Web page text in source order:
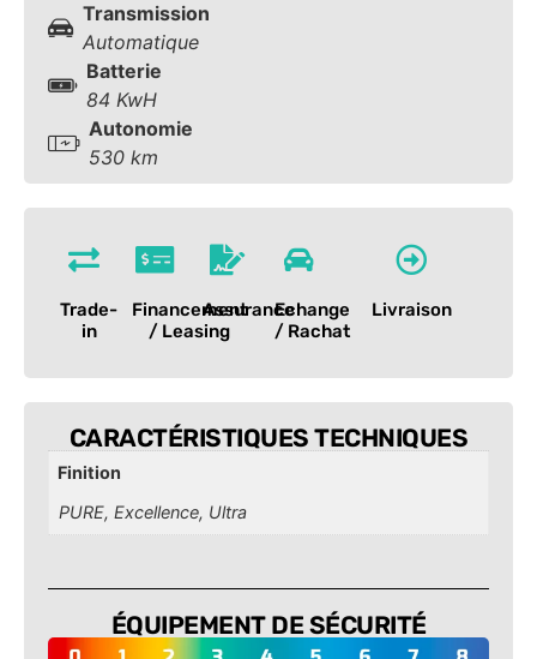
Transmission
Automatique
Batterie
84 KwH
Autonomie
530 km
Trade-
in
Financement
/ Leasing
AssuranceEchange
/ Rachat
Livraison
CARACTÉRISTIQUES TECHNIQUES
Finition
PURE, Excellence, Ultra
ÉQUIPEMENT DE SÉCURITÉ